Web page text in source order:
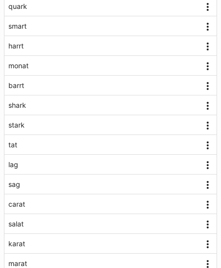
quark
smart
harrt
monat
barrt
shark
stark
tat
lag
sag
carat
salat
karat
marat